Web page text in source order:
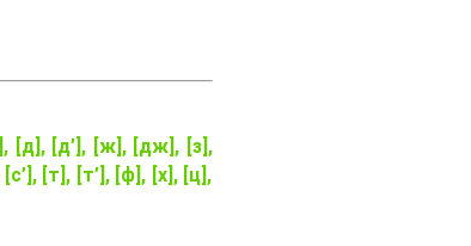
[д], [д’], [ж], [дж], [з],
[с’], [т], [т’], [ф], [х], [ц],